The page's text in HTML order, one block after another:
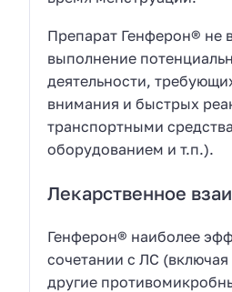
Препарат Генферон® не
выполнение
деятельности,
внимания и быстрых
транспортными
оборудованием и т.п.).
Лекарственное
Генферон® наиболее
сочетании с ЛС
другие